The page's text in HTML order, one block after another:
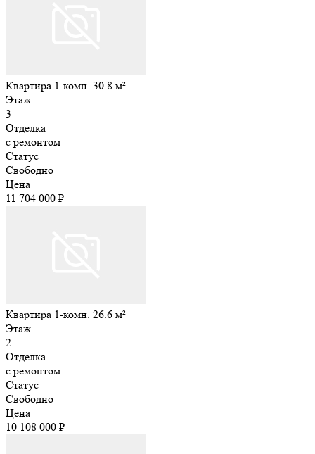
Квартира 1-комн. 30.8 м²
Этаж
3
Отделка
с ремонтом
Статус
Свободно
Цена
11 704 000 ₽
Квартира 1-комн. 26.6 м²
Этаж
2
Отделка
с ремонтом
Статус
Свободно
Цена
10 108 000 ₽